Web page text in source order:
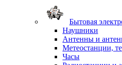
Бытовая
Наушники
Антенны и
Метеостанции,
Часы